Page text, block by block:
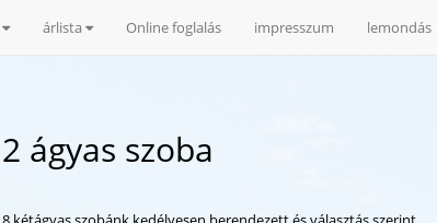
árlista Online foglalás impresszum lemondás
2 ágyas szoba